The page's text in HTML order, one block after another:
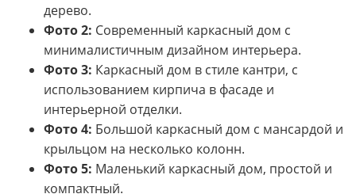
дерево.
Фото 2: Современный каркасный дом с
минималистичным дизайном интерьера.
Фото 3: Каркасный дом в стиле кантри, с
использованием кирпича в фасаде и
интерьерной отделки.
Фото 4: Большой каркасный дом с мансардой и
крыльцом на несколько колонн.
Фото 5: Маленький каркасный дом, простой и
компактный.